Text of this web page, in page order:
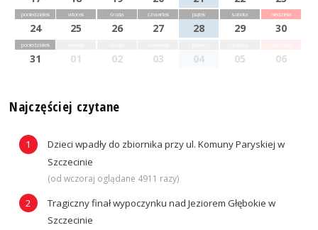
poniedziałek
24
wtorek
25
środa
26
czwartek
27
piątek
28
sobota
29
niedziela
30
poniedziałek
31 01 02 03 04 05 06
Najczęściej czytane
Dzieci wpadły do zbiornika przy ul. Komuny Paryskiej w
Szczecinie
(od wczoraj oglądane 4911 razy)
Tragiczny finał wypoczynku nad Jeziorem Głębokie w
Szczecinie